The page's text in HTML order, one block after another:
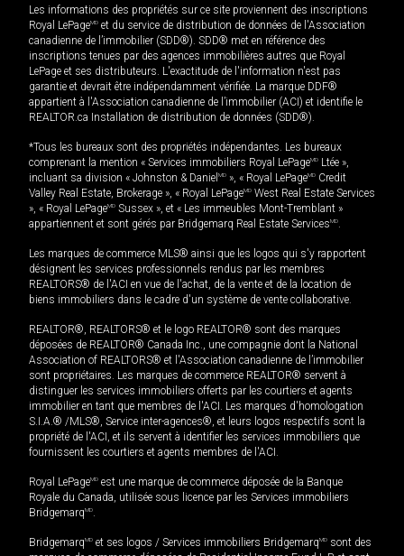
Les informations des propriétés sur ce site proviennent des inscriptions
Royal LePageMD et du service de distribution de données de l'Association
canadienne de l’immobilier (SDD®). SDD® met en référence des
inscriptions tenues par des agences immobilières autres que Royal
LePage et ses distributeurs. L'exactitude de l'information n'est pas
garantie et devrait être indépendamment vérifiée. La marque DDF®
appartient à l'Association canadienne de l’immobilier (ACI) et identifie le
REALTOR.ca Installation de distribution de données (SDD®).
*Tous les bureaux sont des propriétés indépendantes. Les bureaux
comprenant la mention « Services immobiliers Royal LePageMD Ltée »,
incluant sa division « Johnston & Daniel MD », « Royal LePageMD Credit
Valley Real Estate, Brokerage », « Royal LePageMD West Real Estate Services
», « Royal LePageMD Sussex », et « Les immeubles Mont-Tremblant »
appartiennent et sont gérés par Bridgemarq Real Estate ServicesMD.
Les marques de commerce MLS® ainsi que les logos qui s'y rapportent
désignent les services professionnels rendus par les membres
REALTORS® de l'ACI en vue de l'achat, de la vente et de la location de
biens immobiliers dans le cadre d'un système de vente collaborative.
REALTOR®, REALTORS® et le logo REALTOR® sont des marques
déposées de REALTOR® Canada Inc., une compagnie dont la National
Association of REALTORS® et l'Association canadienne de l’immobilier
sont propriétaires. Les marques de commerce REALTOR® servent à
distinguer les services immobiliers offerts par les courtiers et agents
immobilier en tant que membres de l'ACI. Les marques d'homologation
S.I.A.® /MLS®, Service inter-agences®, et leurs logos respectifs sont la
propriété de l'ACI, et ils servent à identifier les services immobiliers que
fournissent les courtiers et agents membres de l'ACI.
Royal LePageMD est une marque de commerce déposée de la Banque
Royale du Canada, utilisée sous licence par les Services immobiliers
BridgemarqMD.
BridgemarqMD et ses logos / Services immobiliers BridgemarqMD sont des